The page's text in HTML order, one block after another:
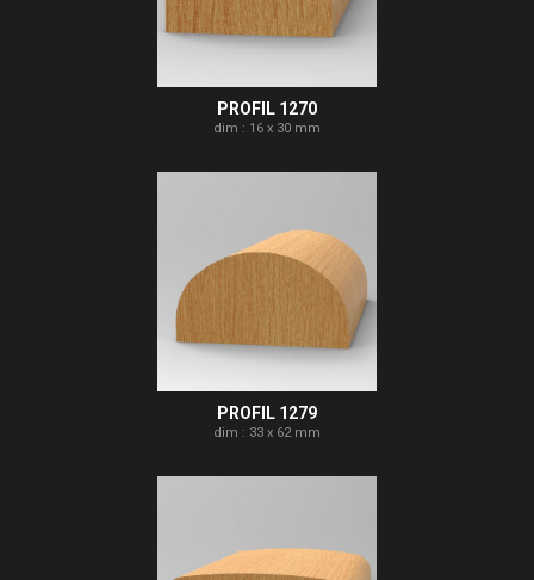
PROFIL 1270
dim : 16 x 30 mm
PROFIL 1279
dim : 33 x 62 mm